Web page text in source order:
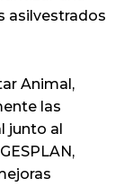
asilvestrados
Animal,
las
junto al